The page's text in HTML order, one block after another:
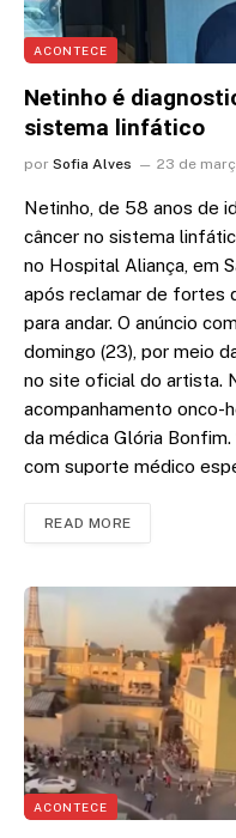
ACONTECE
Netinho é
sistema linfático
por Sofia Alves 23 de
Netinho, de 58 anos de
câncer no sistema
no Hospital Aliança, em
após reclamar de fortes
para andar. O anúncio
domingo (23), por meio
no site oficial do artista.
acompanhamento onco-
da médica Glória
com suporte médico
READ MORE
ACONTECE